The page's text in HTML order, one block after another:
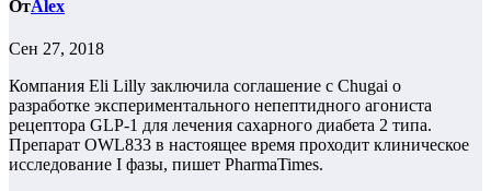
ОтAlex
Сен 27, 2018
Компания Eli Lilly заключила соглашение с Chugai о
разработке экспериментального непептидного агониста
рецептора GLP-1 для лечения сахарного диабета 2 типа.
Препарат OWL833 в настоящее время проходит клиническое
исследование I фазы, пишет PharmaTimes.